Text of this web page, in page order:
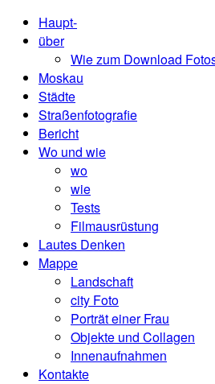
Haupt-
über
Wie zum Download
Moskau
Städte
Straßenfotografie
Bericht
Wo und wie
wo
wie
Tests
Filmausrüstung
Lautes Denken
Mappe
Landschaft
city ​​Foto
Porträt einer Frau
Objekte und Collagen
Innenaufnahmen
Kontakte